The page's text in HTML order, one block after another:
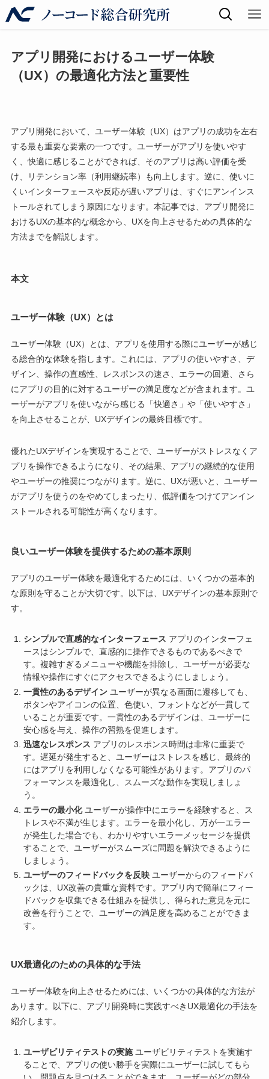
アプリ開発におけるユーザー体験
（UX）の最適化方法と重要性
アプリ開発において、ユーザー体験（UX）はアプリの成功を左右
する最も重要な要素の一つです。ユーザーがアプリを使いやす
く、快適に感じることができれば、そのアプリは高い評価を受
け、リテンション率（利用継続率）も向上します。逆に、使いに
くいインターフェースや反応が遅いアプリは、すぐにアンインス
トールされてしまう原因になります。本記事では、アプリ開発に
おけるUXの基本的な概念から、UXを向上させるための具体的な
方法までを解説します。
本文
ユーザー体験（UX）とは
ユーザー体験（UX）とは、アプリを使用する際にユーザーが感じ
る総合的な体験を指します。これには、アプリの使いやすさ、デ
ザイン、操作の直感性、レスポンスの速さ、エラーの回避、さら
にアプリの目的に対するユーザーの満足度などが含まれます。ユ
ーザーがアプリを使いながら感じる「快適さ」や「使いやすさ」
を向上させることが、UXデザインの最終目標です。
優れたUXデザインを実現することで、ユーザーがストレスなくア
プリを操作できるようになり、その結果、アプリの継続的な使用
やユーザーの推奨につながります。逆に、UXが悪いと、ユーザー
がアプリを使うのをやめてしまったり、低評価をつけてアンイン
ストールされる可能性が高くなります。
良いユーザー体験を提供するための基本原則
アプリのユーザー体験を最適化するためには、いくつかの基本的
な原則を守ることが大切です。以下は、UXデザインの基本原則で
す。
シンプルで直感的なインターフェース アプリのインターフェ
ースはシンプルで、直感的に操作できるものであるべきで
す。複雑すぎるメニューや機能を排除し、ユーザーが必要な
情報や操作にすぐにアクセスできるようにしましょう。
一貫性のあるデザインユーザーが異なる画面に遷移しても、
ボタンやアイコンの位置、色使い、フォントなどが一貫して
いることが重要です。一貫性のあるデザインは、ユーザーに
安心感を与え、操作の習熟を促進します。
迅速なレスポンス アプリのレスポンス時間は非常に重要で
す。遅延が発生すると、ユーザーはストレスを感じ、最終的
にはアプリを利用しなくなる可能性があります。アプリのパ
フォーマンスを最適化し、スムーズな動作を実現しましょ
う。
エラーの最小化ユーザーが操作中にエラーを経験すると、ス
トレスや不満が生じます。エラーを最小化し、万が一エラー
が発生した場合でも、わかりやすいエラーメッセージを提供
することで、ユーザーがスムーズに問題を解決できるように
しましょう。
ユーザーのフィードバックを反映ユーザーからのフィードバ
ックは、UX改善の貴重な資料です。アプリ内で簡単にフィー
ドバックを収集できる仕組みを提供し、得られた意見を元に
改善を行うことで、ユーザーの満足度を高めることができま
す。
UX最適化のための具体的な手法
ユーザー体験を向上させるためには、いくつかの具体的な方法が
あります。以下に、アプリ開発時に実践すべきUX最適化の手法を
紹介します。
ユーザビリティテストの実施ユーザビリティテストを実施す
ることで、アプリの使い勝手を実際にユーザーに試してもら